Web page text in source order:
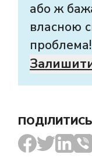
або ж
власною
проблема!